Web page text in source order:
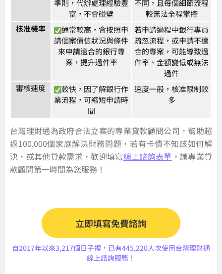
準則，代辦處理經驗豐
富，不會碰壁
不同，且每個細節流程
較無法全程掌控
核准機率
通常較高，會按照申
請個案債信狀況與條件
來申請適合的銀行專
案，提升過件率
若申請過程中銀行專員
疏忽流程，或申請不適
合的專案，可能導致過
件率、金額變低或無法
過件
審核速度
較快，因了解銀行作
業流程，可縮短申請時
間
速度一般，核准限制較
多
台灣理財通為政府合法立案的專業貸款顧問公司，幫助超
過100,000個家庭解決財務問題，若有卡債不知該如何解
決，或其他貸款需求，歡迎填寫線上諮詢表單 ，讓專業貸
款顧問第一時間為您服務！
立即填寫免費諮詢
自2017年以來3,217個日子裡，已有445,220人次使用台灣理財通
線上諮詢服務！